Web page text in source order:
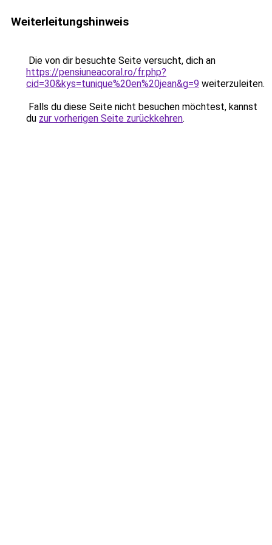
Weiterleitungshinweis
Die von dir besuchte Seite versucht, dich an
https://pensiuneacoral.ro/fr.php?
cid=30&kys=tunique%20en%20jean&g=9 weiterzuleiten.
Falls du diese Seite nicht besuchen möchtest, kannst
du zur vorherigen Seite zurückkehren.